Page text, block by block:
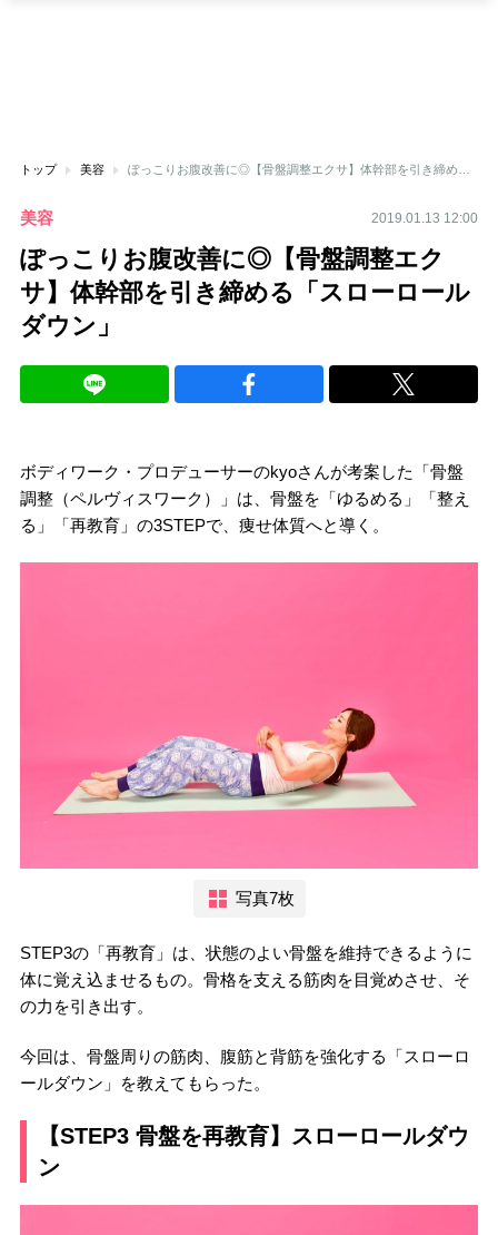
トップ 美容
美容 2019.01.13 12:00
ぽっこりお腹改善に◎【骨盤調整エク
サ】体幹部を引き締める「スローロール
ダウン」
ボディワーク・プロデューサーのkyoさんが考案した「骨盤
調整（ペルヴィスワーク）」は、骨盤を「ゆるめる」「整え
る」「再教育」の3STEPで、痩せ体質へと導く。
写真7枚
STEP3の「再教育」は、状態のよい骨盤を維持できるように
体に覚え込ませるもの。骨格を支える筋肉を目覚めさせ、そ
の力を引き出す。
今回は、骨盤周りの筋肉、腹筋と背筋を強化する「スローロ
ールダウン」を教えてもらった。
【STEP3 骨盤を再教育】スローロールダウ
ン